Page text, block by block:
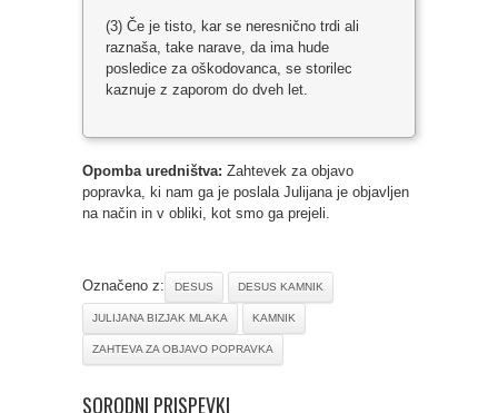
(3) Če je tisto, kar se neresnično trdi ali
raznaša, take narave, da ima hude
posledice za oškodovanca, se storilec
kaznuje z zaporom do dveh let.
Opomba uredništva: Zahtevek za objavo
popravka, ki nam ga je poslala Julijana je objavljen
na način in v obliki, kot smo ga prejeli.
Označeno z: DESUS DESUS KAMNIK
JULIJANA BIZJAK MLAKA KAMNIK
ZAHTEVA ZA OBJAVO POPRAVKA
SORODNI PRISPEVKI